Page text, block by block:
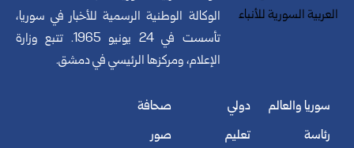
الوكالة الوطنية الرسمية للأخبار في سوريا،
تأسست في 24 يونيو 1965. تتبع وزارة
الإعلام، ومركزها الرئيسي في دمشق.
سوريا والعالم
رئاسة
دولي
تعليم
صحافة
صور